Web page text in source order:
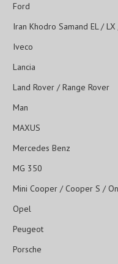
Ford
Iran Khodro Samand EL /
Iveco
Lancia
Land Rover / Range Rover
Man
MAXUS
Mercedes Benz
MG 350
Mini Cooper / Cooper S /
Opel
Peugeot
Porsche